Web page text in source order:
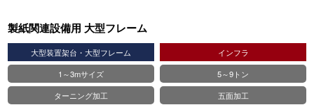
製紙関連設備用 大型フレーム
大型装置架台・大型フレーム
インフラ
1～3mサイズ
5～9トン
ターニング加工
五面加工